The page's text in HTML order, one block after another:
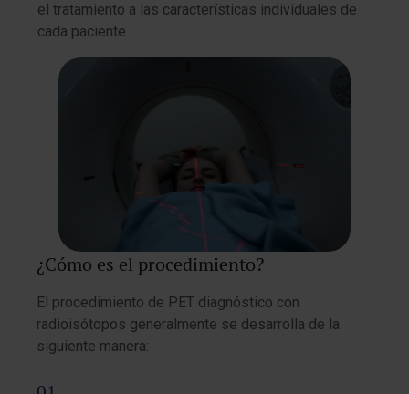
el tratamiento a las características individuales de
cada paciente.
¿Cómo es el procedimiento?
El procedimiento de PET diagnóstico con
radioisótopos generalmente se desarrolla de la
siguiente manera: